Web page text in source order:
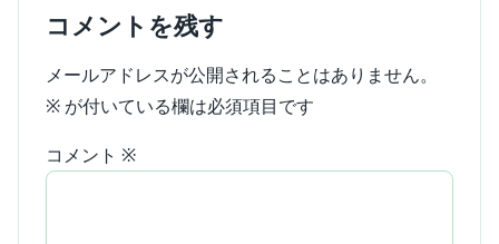
コメントを残す
メールアドレスが公開されることはありません。
※ が付いている欄は必須項目です
コメント ※